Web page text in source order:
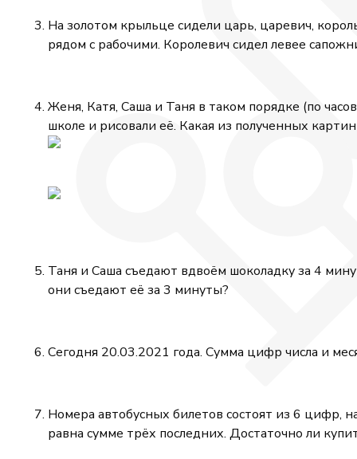
На золотом крыльце сидели царь, царевич,
рядом с рабочими. Королевич сидел левее
Женя, Катя, Саша и Таня в таком порядке (по
школе и рисовали её. Какая из полученных
Таня и Саша съедают вдвоём шоколадку за 4
они съедают её за 3 минуты?
Сегодня 20.03.2021 года. Сумма цифр числа и
Номера автобусных билетов состоят из 6 цифр,
равна сумме трёх последних. Достаточно ли